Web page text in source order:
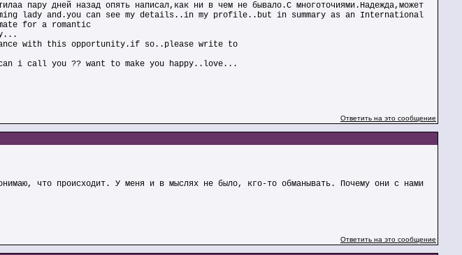
пару дней назад опять написал,как ни в чем не бывало.С многоточиями.Надежда,может
lady and.you can see my details..in my profile..but in summary as an International
for a romantic
with this opportunity.if so..please write to
i call you ?? want to make you happy..love...
Ответить на это сообщение
что происходит. У меня и в мыслях не было, кго-то обманывать. Почему они с нами
Ответить на это сообщение